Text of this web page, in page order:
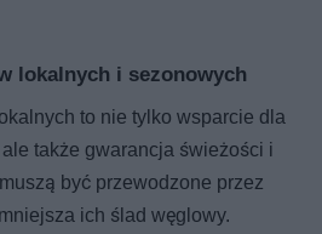
lokalnych i sezonowych
to nie tylko wsparcie dla
także gwarancja świeżości i
być przewodzone przez
ich ślad węglowy.